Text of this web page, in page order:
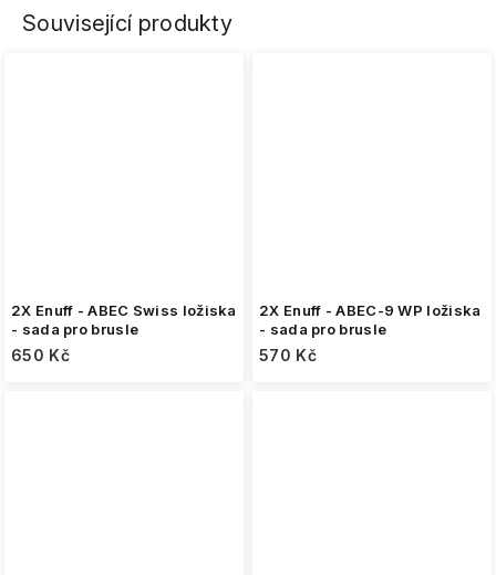
Související produkty
2X Enuff - ABEC Swiss ložiska
- sada pro brusle
650 Kč
2X Enuff - ABEC-9 WP ložiska
- sada pro brusle
570 Kč